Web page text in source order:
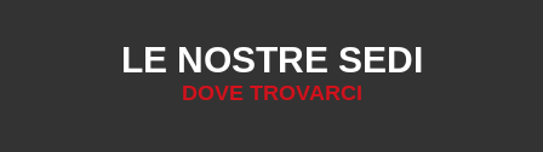
LE NOSTRE SEDI
DOVE TROVARCI